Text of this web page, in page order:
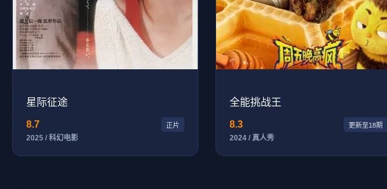
星际征途
8.7 正片
2025 / 科幻电影
全能挑战王
8.3 更新至18期
2024 / 真人秀